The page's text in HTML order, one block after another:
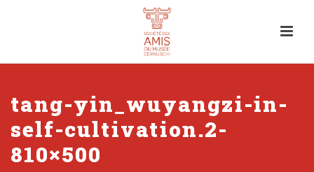
tang-yin_wuyangzi-in-
self-cultivation.2-
810×500